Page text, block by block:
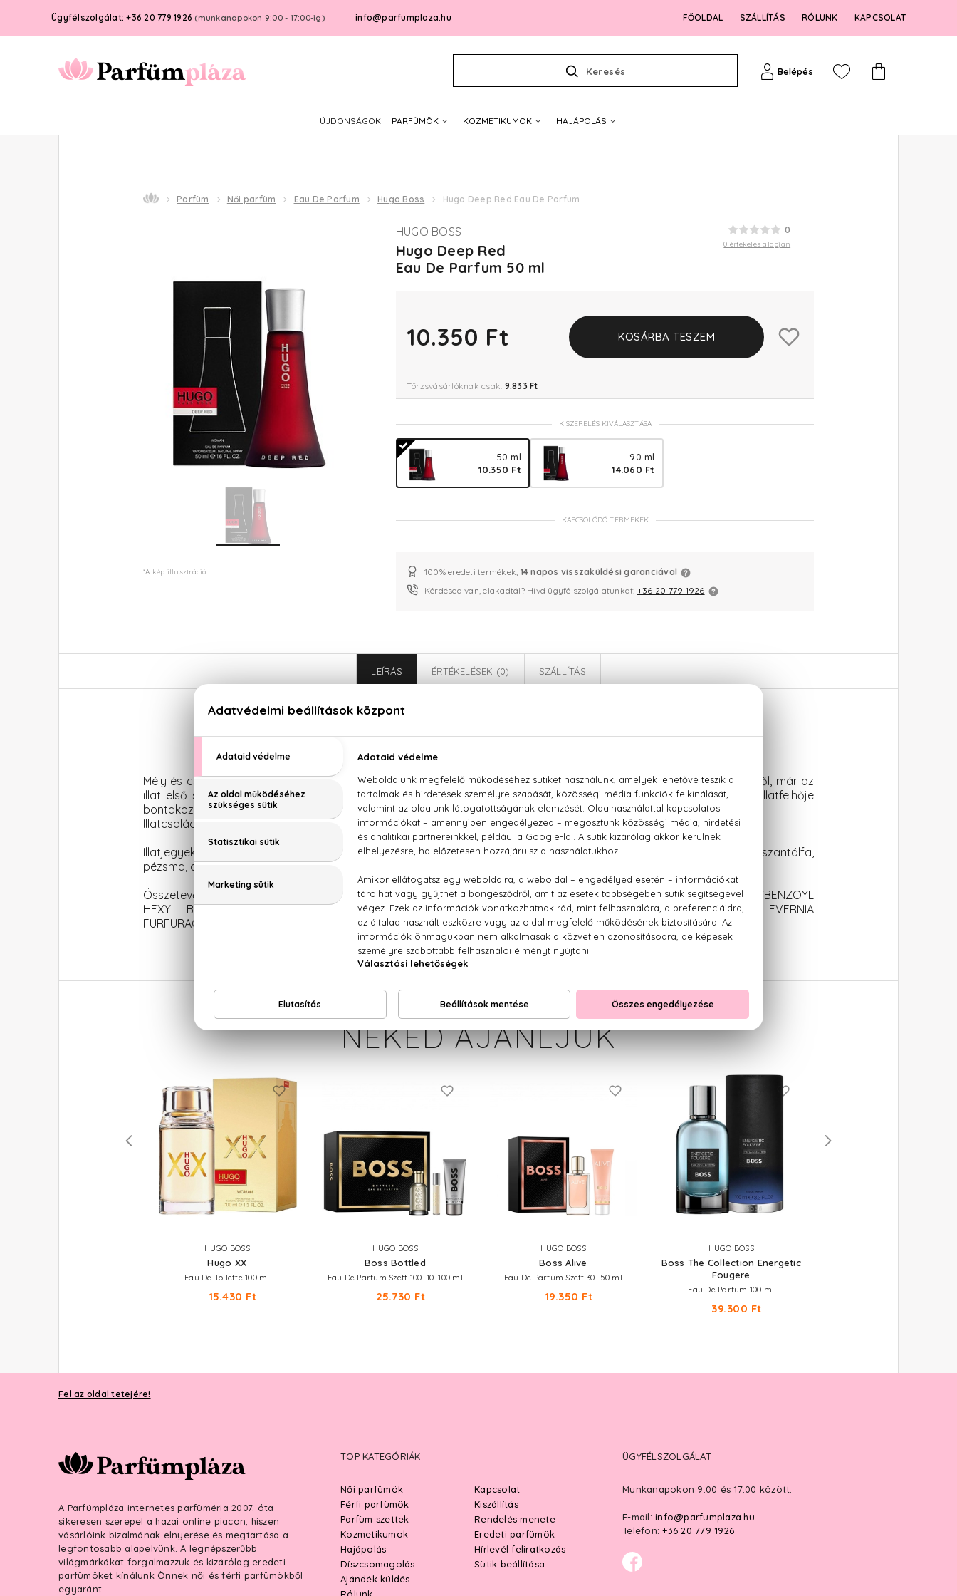
Ügyfélszolgálat: +36 20 779 1926 (munkanapokon 9:00 - 17:00-ig) info@parfumplaza.hu FŐOLDAL SZÁLLÍTÁS RÓLUNK KAPCSOLAT
Keresés Belépés
ÚJDONSÁGOK PARFÜMÖK KOZMETIKUMOK HAJÁPOLÁS
Parfüm Női parfüm Eau De Parfum Hugo Boss Hugo Deep Red Eau De Parfum
*A kép illusztráció
0
0 értékelés alapján
HUGO BOSS
Hugo Deep Red
Eau De Parfum 50 ml
10.350 Ft KOSÁRBA TESZEM
Törzsvásárlóknak csak: 9.833 Ft
KISZERELÉS KIVÁLASZTÁSA
50 ml
10.350 Ft
90 ml
14.060 Ft
KAPCSOLÓDÓ TERMÉKEK
100% eredeti termékek, 14 napos visszaküldési garanciával
Kérdésed van, elakadtál? Hívd ügyfélszolgálatunkat: +36 20 779 1926
LEÍRÁS ÉRTÉKELÉSEK (0) SZÁLLÍTÁS
Mély és csábítóparfüm, melynek minden cseppje erotikával fűtött. AHugo Boss Deep Redkacéran kacsint a bőrről, már az
illat első szárnypróbálgatásai is elsöprő erejűek. ADeep Redpikáns gyümölcsei után a legharsányabb virágok illatfelhője
bontakozik ki. A parfüm ereje a meleg vaníliában és szantálban rejlik.
Illatcsalád: Orientális-vaníliás
Illatjegyek: Vérnarancs, fekete ribizli, mandarin, körte, gyömbér, gyömbér virág, tubarózsa, frézia, hibiszkusz, vanília, szantálfa,
pézsma, cédrus
Összetevők: ALCOHOL DENAT, FRAGRANCE, WATER, ETHYLHEXYL METHOXYCINNAMATE, DIETHYLAMINO HYDROXYBENZOYL
HEXYL BENZOATE, BENZYL SALICYLATE, HYDROXYCITRONELLAL, , LIMONENE, LINALOOL, HEXYL CINNAMAL, EVERNIA
FURFURACEA, EUGENOL, GERANIOL, CITRAL, BENZYL ALCOHOL, BENZYL BENZOATE, CITRONELLOL ,
NEKED AJÁNLJUK
HUGO BOSS
Hugo XX
Eau De Toilette 100 ml
15.430 Ft
HUGO BOSS
Boss Bottled
Eau De Parfum Szett 100+10+100 ml
25.730 Ft
HUGO BOSS
Boss Alive
Eau De Parfum Szett 30+50 ml
19.350 Ft
HUGO BOSS
Boss The Collection Energetic
Fougere
Eau De Parfum 100 ml
39.300 Ft
Fel az oldal tetejére!
A Parfümpláza internetes parfüméria 2007. óta
sikeresen szerepel a hazai online piacon, hiszen
vásárlóink bizalmának elnyerése és megtartása a
legfontosabb alapelvünk. A legnépszerűbb
világmárkákat forgalmazzuk és kizárólag eredeti
parfümöket kínálunk Önnek női és férfi parfümökből
egyaránt.
TOP KATEGÓRIÁK
Női parfümök
Férfi parfümök
Parfüm szettek
Kozmetikumok
Hajápolás
Díszcsomagolás
Ajándék küldés
Kapcsolat
Kiszállítás
Rendelés menete
Eredeti parfümök
Hírlevél feliratkozás
Sütik beállítása
ÜGYFÉLSZOLGÁLAT
Munkanapokon 9:00 és 17:00 között:
E-mail: info@parfumplaza.hu
Telefon: +36 20 779 1926